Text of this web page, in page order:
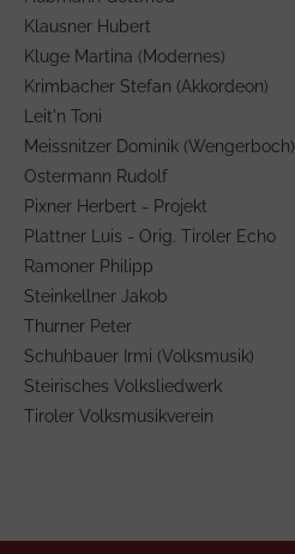
Klausner Hubert
Kluge Martina (Modernes)
Krimbacher Stefan (Akkordeon)
Leit'n Toni
Meissnitzer Dominik (Wengerboch)
Ostermann Rudolf
Pixner Herbert - Projekt
Plattner Luis - Orig. Tiroler Echo
Ramoner Philipp
Steinkellner Jakob
Thurner Peter
Schuhbauer Irmi (Volksmusik)
Steirisches Volksliedwerk
Tiroler Volksmusikverein